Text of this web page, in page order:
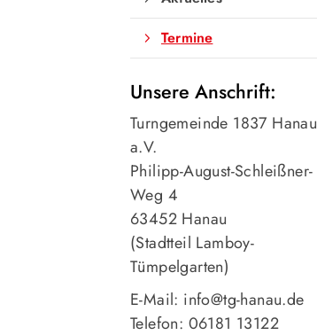
Termine
Unsere Anschrift:
Turngemeinde 1837 Hanau
a.V.
Philipp-August-Schleißner-
Weg 4
63452 Hanau
(Stadtteil Lamboy-
Tümpelgarten)
E-Mail: info@tg-hanau.de
Telefon: 06181 13122